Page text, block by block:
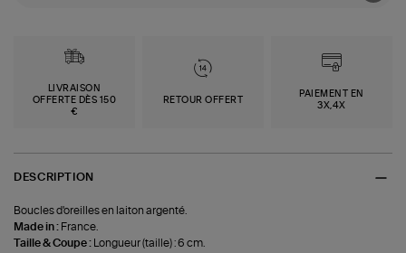
LIVRAISON
OFFERTE DÈS 150
€
RETOUR OFFERT
PAIEMENT EN
3X,4X
DESCRIPTION
Boucles d'oreilles en laiton argenté.
Made in : France.
Taille & Coupe :
Longueur (taille) : 6 cm.